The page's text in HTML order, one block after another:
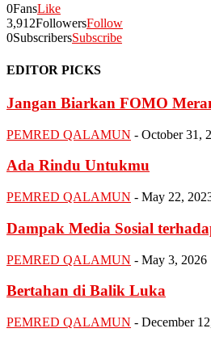
0FansLike
3,912FollowersFollow
0SubscribersSubscribe
EDITOR PICKS
Jangan Biarkan FOMO
PEMRED QALAMUN - October 31,
Ada Rindu Untukmu
PEMRED QALAMUN - May 22,
Dampak Media Sosial
PEMRED QALAMUN - May 3, 2026
Bertahan di Balik Luka
PEMRED QALAMUN - December